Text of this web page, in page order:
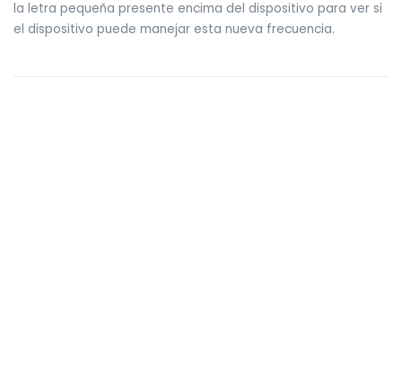
la letra pequeña presente encima del dispositivo para ver si
el dispositivo puede manejar esta nueva frecuencia.